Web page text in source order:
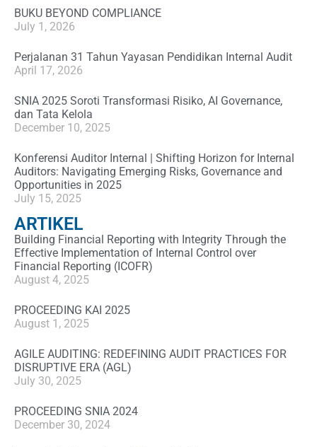
BUKU BEYOND COMPLIANCE
July 1, 2026
Perjalanan 31 Tahun Yayasan Pendidikan Internal Audit
April 17, 2026
SNIA 2025 Soroti Transformasi Risiko, AI Governance,
dan Tata Kelola
December 10, 2025
Konferensi Auditor Internal | Shifting Horizon for Internal
Auditors: Navigating Emerging Risks, Governance and
Opportunities in 2025
July 15, 2025
ARTIKEL
Building Financial Reporting with Integrity Through the
Effective Implementation of Internal Control over
Financial Reporting (ICOFR)
August 4, 2025
PROCEEDING KAI 2025
August 1, 2025
AGILE AUDITING: REDEFINING AUDIT PRACTICES FOR
DISRUPTIVE ERA (AGL)
July 30, 2025
PROCEEDING SNIA 2024
December 30, 2024